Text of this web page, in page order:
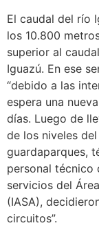
El caudal del río
los 10.800
superior al
Iguazú. En ese
“debido a las
espera una
días. Luego de
de los niveles
guardaparques,
personal técnico
servicios del
(IASA),
circuitos”.